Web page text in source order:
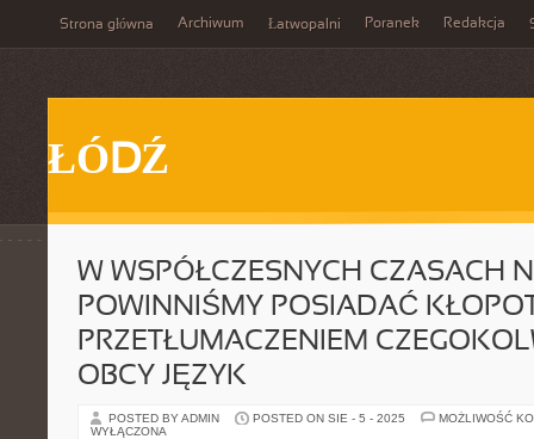
Strona główna Archiwum Łatwopalni Poranek Redakcja
ŁÓDŹ
W WSPÓŁCZESNYCH CZASACH
POWINNIŚMY POSIADAĆ
PRZETŁUMACZENIEM
OBCY JĘZYK
POSTED BY ADMIN POSTED ON SIE - 5 - 2025
MOŻLIWOŚĆ
WYŁĄCZONA